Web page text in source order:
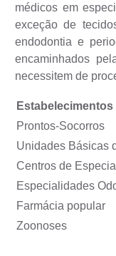
Enquete
Agenda
Plano de Contratações
médicos em
exceção de
endodontia e
encaminhados
necessitem de
Prontos-Socorros
Unidades Básicas
Centros de
Especialidades
Farmácia popular
Zoonoses